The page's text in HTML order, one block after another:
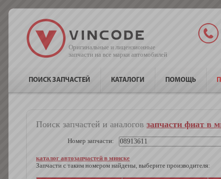
Оригинальные и лицензионные
запчасти на все марки автомобилей
ПОИСК ЗАПЧАСТЕЙ КАТАЛОГИ ПОМОЩЬ
Поиск запчастей и аналогов запчасти фиат в
Номер запчасти:
каталог автозапчастей в минске
Запчасти с таким номером найдены, выберите производителя: